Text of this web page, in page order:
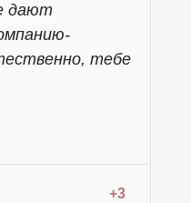
дают
тебе
+3